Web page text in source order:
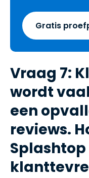
Gratis
Vraag 7:
wordt
een
reviews.
Splashtop